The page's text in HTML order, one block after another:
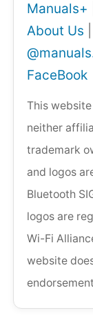
Manuals+
About Us
FaceBook
This
neither
trademark
and logos
Bluetooth
logos are
Wi-Fi
website